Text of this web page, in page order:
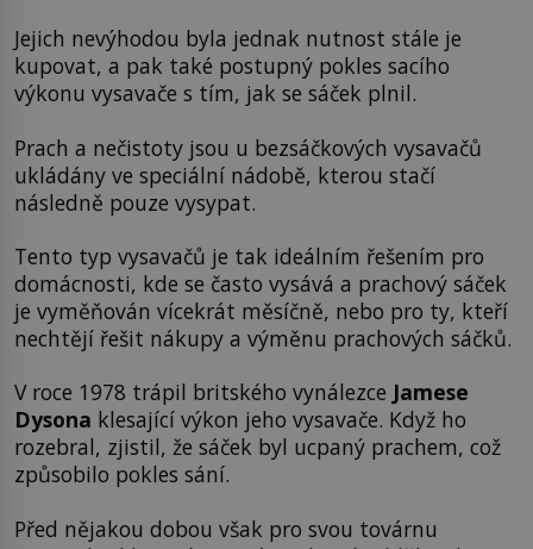
Jejich nevýhodou byla jednak nutnost stále je
kupovat, a pak také postupný pokles sacího
výkonu vysavače s tím, jak se sáček plnil.
Prach a nečistoty jsou u bezsáčkových vysavačů
ukládány ve speciální nádobě, kterou stačí
následně pouze vysypat.
Tento typ vysavačů je tak ideálním řešením pro
domácnosti, kde se často vysává a prachový sáček
je vyměňován vícekrát měsíčně, nebo pro ty, kteří
nechtějí řešit nákupy a výměnu prachových sáčků.
V roce 1978 trápil britského vynálezce Jamese
Dysona klesající výkon jeho vysavače. Když ho
rozebral, zjistil, že sáček byl ucpaný prachem, což
způsobilo pokles sání.
Před nějakou dobou však pro svou továrnu